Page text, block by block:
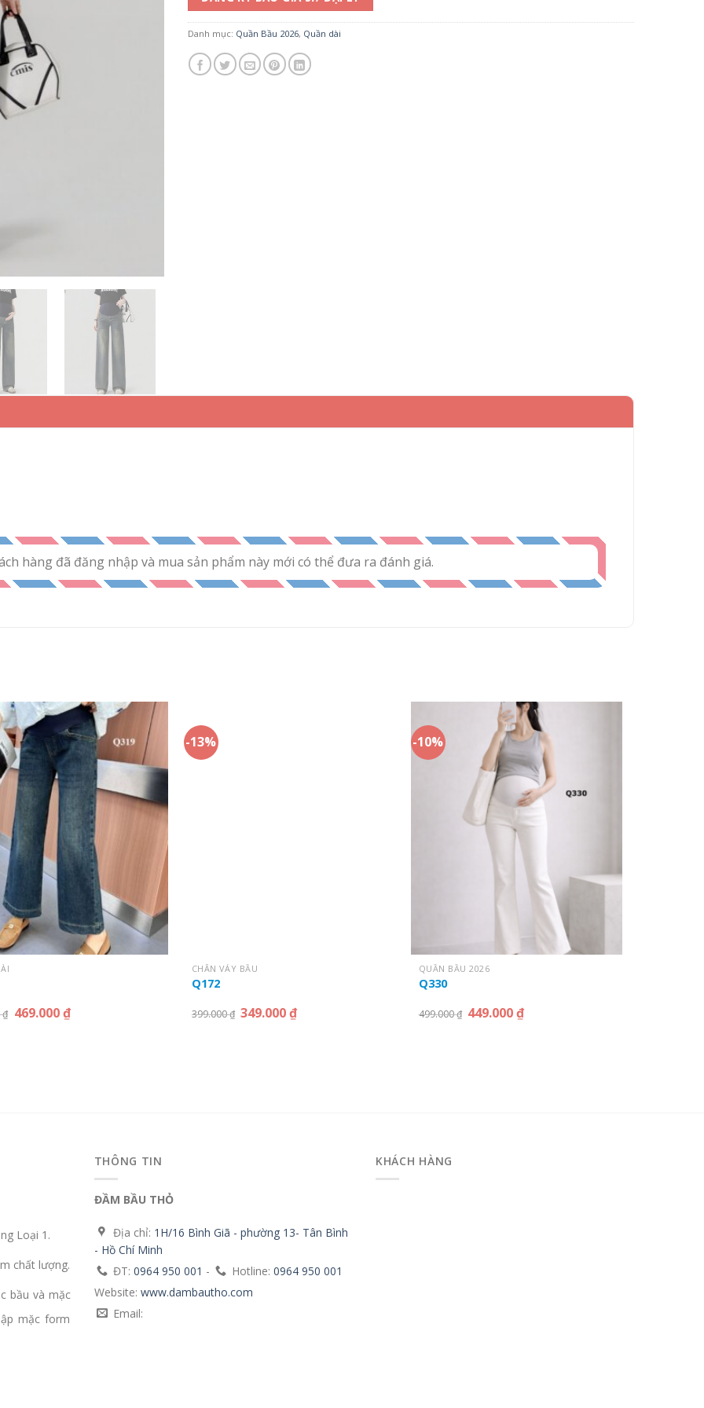
Danh mục: Quần Bầu 2026, Quần dài
hàng đã đăng nhập và mua sản phẩm này mới có thể đưa ra đánh giá.
₫ 469.000₫
-13%
CHÂN VÁY BẦU
Q172
399.000₫ 349.000₫
-10%
QUẦN BẦU 2026
Q330
499.000₫ 449.000₫
Loại 1.
chất lượng.
bầu và mặc
mặc form
THÔNG TIN
ĐẦM BẦU THỎ
Địa chỉ: 1H/16 Bình Giã - phường 13- Tân Bình
- Hồ Chí Minh
ĐT: 0964 950 001 - Hotline: 0964 950 001
Website: www.dambautho.com
Email:
KHÁCH HÀNG